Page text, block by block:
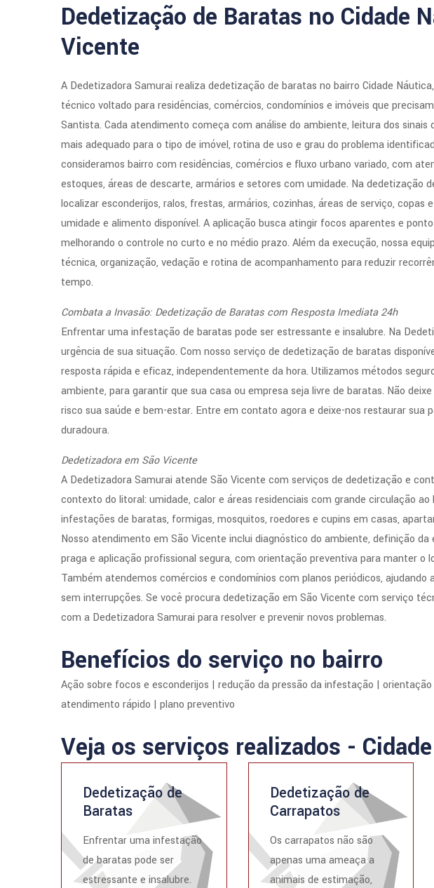
Dedetização de Baratas no Cidade
Vicente
A Dedetizadora Samurai realiza dedetização de baratas no bairro Cidade
técnico voltado para residências, comércios, condomínios e imóveis que
Santista. Cada atendimento começa com análise do ambiente, leitura dos
mais adequado para o tipo de imóvel, rotina de uso e grau do problema
consideramos bairro com residências, comércios e fluxo urbano variado, com
estoques, áreas de descarte, armários e setores com umidade. Na dedetização
localizar esconderijos, ralos, frestas, armários, cozinhas, áreas de serviço, copas
umidade e alimento disponível. A aplicação busca atingir focos aparentes e
melhorando o controle no curto e no médio prazo. Além da execução, nossa
técnica, organização, vedação e rotina de acompanhamento para reduzir
tempo.
Combata a Invasão: Dedetização de Baratas com Resposta Imediata 24h
Enfrentar uma infestação de baratas pode ser estressante e insalubre. Na
urgência de sua situação. Com nosso serviço de dedetização de baratas
resposta rápida e eficaz, independentemente da hora. Utilizamos métodos
ambiente, para garantir que sua casa ou empresa seja livre de baratas. Não
risco sua saúde e bem-estar. Entre em contato agora e deixe-nos restaurar sua
duradoura.
Dedetizadora em São Vicente
A Dedetizadora Samurai atende São Vicente com serviços de dedetização e
contexto do litoral: umidade, calor e áreas residenciais com grande circulação
infestações de baratas, formigas, mosquitos, roedores e cupins em casas,
Nosso atendimento em São Vicente inclui diagnóstico do ambiente, definição
praga e aplicação profissional segura, com orientação preventiva para manter o
Também atendemos comércios e condomínios com planos periódicos,
sem interrupções. Se você procura dedetização em São Vicente com serviço
com a Dedetizadora Samurai para resolver e prevenir novos problemas.
Benefícios do serviço no bairro
Ação sobre focos e esconderijos | redução da pressão da infestação |
atendimento rápido | plano preventivo
Veja os serviços realizados -
Dedetização de
Baratas
Enfrentar uma infestação
de baratas pode ser
estressante e insalubre.
Dedetização de
Carrapatos
Os carrapatos não são
apenas uma ameaça a
animais de estimação,